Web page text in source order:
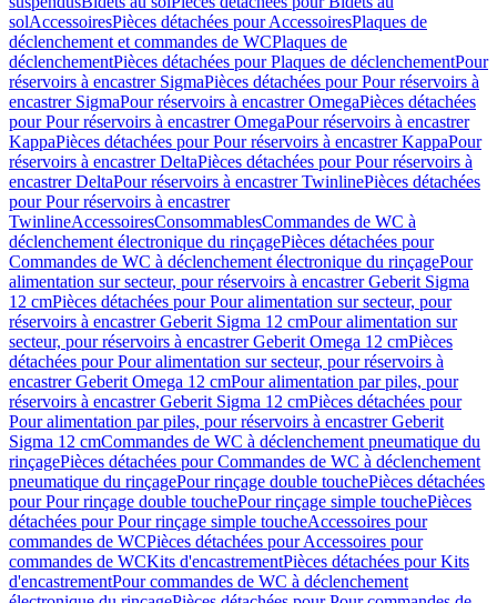
solAccessoiresPièces détachées pour AccessoiresPlaques de
déclenchement et commandes de WCPlaques de
déclenchementPièces détachées pour Plaques de déclenchementPour
réservoirs à encastrer SigmaPièces détachées pour Pour réservoirs à
encastrer SigmaPour réservoirs à encastrer OmegaPièces détachées
pour Pour réservoirs à encastrer OmegaPour réservoirs à encastrer
KappaPièces détachées pour Pour réservoirs à encastrer KappaPour
réservoirs à encastrer DeltaPièces détachées pour Pour réservoirs à
encastrer DeltaPour réservoirs à encastrer TwinlinePièces détachées
pour Pour réservoirs à encastrer
TwinlineAccessoiresConsommablesCommandes de WC à
déclenchement électronique du rinçagePièces détachées pour
Commandes de WC à déclenchement électronique du rinçagePour
alimentation sur secteur, pour réservoirs à encastrer Geberit Sigma
12 cmPièces détachées pour Pour alimentation sur secteur, pour
réservoirs à encastrer Geberit Sigma 12 cmPour alimentation sur
secteur, pour réservoirs à encastrer Geberit Omega 12 cmPièces
détachées pour Pour alimentation sur secteur, pour réservoirs à
encastrer Geberit Omega 12 cmPour alimentation par piles, pour
réservoirs à encastrer Geberit Sigma 12 cmPièces détachées pour
Pour alimentation par piles, pour réservoirs à encastrer Geberit
Sigma 12 cmCommandes de WC à déclenchement pneumatique du
rinçagePièces détachées pour Commandes de WC à déclenchement
pneumatique du rinçagePour rinçage double touchePièces détachées
pour Pour rinçage double touchePour rinçage simple touchePièces
détachées pour Pour rinçage simple toucheAccessoires pour
commandes de WCPièces détachées pour Accessoires pour
commandes de WCKits d'encastrementPièces détachées pour Kits
d'encastrementPour commandes de WC à déclenchement